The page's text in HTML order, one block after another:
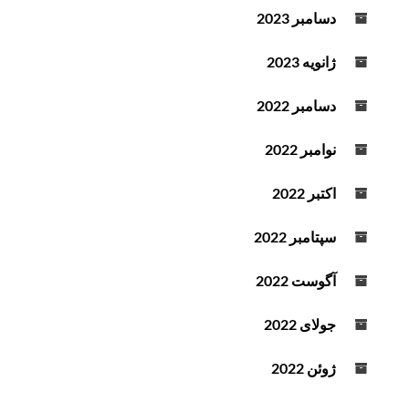
دسامبر 2023
ژانویه 2023
دسامبر 2022
نوامبر 2022
اکتبر 2022
سپتامبر 2022
آگوست 2022
جولای 2022
ژوئن 2022